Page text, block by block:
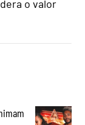
o valor